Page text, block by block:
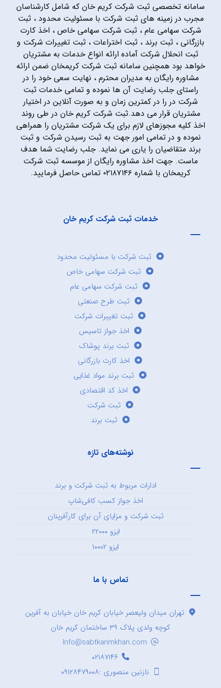
سامانه تخصصی ثبت شرکت کریم خان که شامل کارشناسان
مجرب در زمینه های ثبت شرکت با مسئولیت محدود ، ثبت
شرکت سهامی عام ، ثبت شرکت سهامی خاص ، اخذ کارت
بازرگانی ، ثبت برند ، ثبت اختراعات ، ثبت تغییرات شرکت و
ثبت انحلال شرکت آماده ارائه انواع خدمات به مشتریان
خواهد بود همچنین سامانه ثبت شرکت کریمخان ضمن ارائه
مشاوره رایگان به مدیران محترم ، نهایت سعی خود را در
راستای جلب رضایت آن ها نموده و تمامی خدمات ثبت
شرکت در را در کمترین زمان و به صورت آنلاین در اختیار
مشتریان قرار می دهد.ثبت شرکت کریم خان در طی روند
اخذ کلیه مجوزهای لازم برای یک شرکت مشتریان را همراهی
نموده و در تمامی امور جهت به ثبت رسیدن شرکت و ثبت
برند متقاضیان را یاری می نماید. جلب رضایت شما هدف
ماست. جهت اخذ مشاوره رایگان از موسسه ثبت شرکت
کریمخان با شماره ۰۲۱۸۷۱۴۶ تماس حاصل فرمایید.
خدمات ثبت شرکت کریم خان
ثبت شرکت با مسئولیت محدود
ثبت شرکت سهامی خاص
ثبت شرکت سهامی عام
ثبت طرح صنعتی
ثبت تغییرات شرکت
اخذ جواز تاسیس
ثبت برند پوشاک
اخذ کارت بازرگانی
ثبت برند مواد غذایی
اخذ کد اقتصادی
ثبت شرکت
ثبت برند
نوشته‌های تازه
ادارات مربوط به ثبت شرکت و برند
اخذ جواز کسب کافی‌شاپ
ثبت شرکت و مزایای آن برای کارآفرینان
ایزو ۲۲۰۰۰
ایزو ۱۰۰۰۲
تماس با ما
تهران میدان ولیعصر خیابان کریم خان خیابان به آفرین
کوچه ولدی پلاک ۳۹ ساختمان کریم خان
Info@sabtkarimkhan.com
۰۲۱۸۷۱۴۶
نازنین منصوری :۰۹۱۲۸۴۷۹۰۰۸